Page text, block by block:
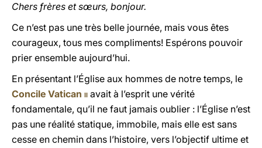
Chers frères et sœurs, bonjour.
Ce n’est pas une très belle journée, mais vous êtes
courageux, tous mes compliments! Espérons pouvoir
prier ensemble aujourd’hui.
En présentant l’Église aux hommes de notre temps, le
Concile Vatican ii avait à l’esprit une vérité
fondamentale, qu’il ne faut jamais oublier : l’Église n’est
pas une réalité statique, immobile, mais elle est sans
cesse en chemin dans l’histoire, vers l’objectif ultime et